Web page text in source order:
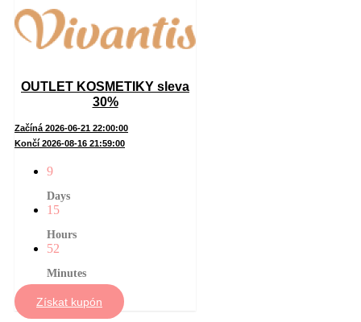
OUTLET KOSMETIKY sleva
30%
Začíná 2026-06-21 22:00:00
Končí 2026-08-16 21:59:00
9
Days
15
Hours
52
Minutes
Získat kupón